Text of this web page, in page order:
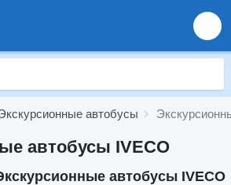
автобусы
автобусы IVECO
автобусы IVECO